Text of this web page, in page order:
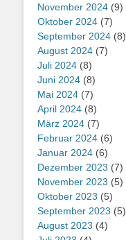
November 2024 (9)
Oktober 2024 (7)
September 2024 (8)
August 2024 (7)
Juli 2024 (8)
Juni 2024 (8)
Mai 2024 (7)
April 2024 (8)
März 2024 (7)
Februar 2024 (6)
Januar 2024 (6)
Dezember 2023 (7)
November 2023 (5)
Oktober 2023 (5)
September 2023 (5)
August 2023 (4)